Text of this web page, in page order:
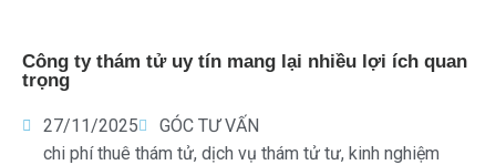
Công ty thám tử uy tín mang lại nhiều lợi ích quan
trọng
27/11/2025
GÓC TƯ VẤN
chi phí thuê thám tử, dịch vụ thám tử tư, kinh nghiệm